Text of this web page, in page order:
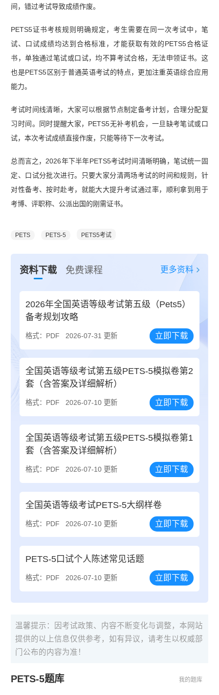
间，错过考试导致成绩作废。
PETS5证书考核规则明确规定，考生需要在同一次考试中，笔
试、口试成绩均达到合格标准，才能获取有效的PETS5合格证
书，单独通过笔试或口试，均不算考试合格，无法申领证书。这
也是PETS5区别于普通英语考试的特点，更加注重英语综合应用
能力。
考试时间线清晰，大家可以根据节点制定备考计划，合理分配复
习时间。同时提醒大家，PETS5无补考机会，一旦缺考笔试或口
试，本次考试成绩直接作废，只能等待下一次考试。
总而言之，2026年下半年PETS5考试时间清晰明确，笔试统一固
定、口试分批次进行。只要大家分清两场考试的时间和规则，针
对性备考、按时赴考，就能大大提升考试通过率，顺利拿到用于
考博、评职称、公派出国的刚需证书。
PETS PETS-5 PETS5考试
资料下载 免费课程 更多资料
2026年全国英语等级考试第五级（Pets5）
备考规划攻略
格式：PDF 2026-07-31 更新 立即下载
全国英语等级考试第五级PETS-5模拟卷第2
套（含答案及详细解析）
格式：PDF 2026-07-10 更新 立即下载
全国英语等级考试第五级PETS-5模拟卷第1
套（含答案及详细解析）
格式：PDF 2026-07-10 更新 立即下载
全国英语等级考试PETS-5大纲样卷
格式：PDF 2026-07-10 更新 立即下载
PETS-5口试个人陈述常见话题
格式：PDF 2026-07-10 更新 立即下载
温馨提示：因考试政策、内容不断变化与调整，本网站
提供的以上信息仅供参考，如有异议，请考生以权威部
门公布的内容为准！
PETS-5题库 我的题库